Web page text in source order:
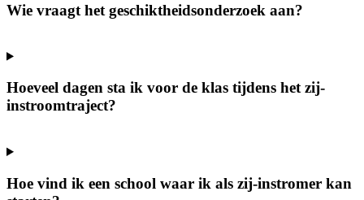
Wie vraagt het geschiktheidsonderzoek aan?
Hoeveel dagen sta ik voor de klas tijdens het zij-
instroomtraject?
Hoe vind ik een school waar ik als zij-instromer kan